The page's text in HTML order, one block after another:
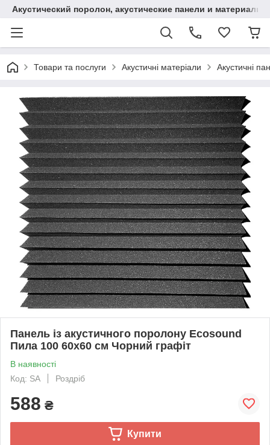
Акустический поролон, акустические панели и
Товари та послуги Акустичні матеріали Акустичні
Панель із акустичного поролону Ecosound
Пила 100 60х60 см Чорний графіт
В наявності
Код: SA
Роздріб
588 ₴
Купити